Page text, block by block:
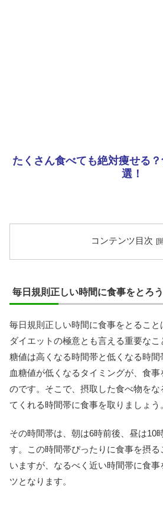
たくさん食べても絶対痩せる
選！
コンテンツ目次
毎日規則正しい時間に食事をとろう
毎日規則正しい時間に食事をとるこ
ダイエットの極意とも言える重要なこ
糖値は高くなる時間帯と低くなる時
血糖値が低くなるタイミングが、食
のです。そこで、摂取した食べ物をな
てくれる時間帯に食事を取りましょう
その時間帯は、朝は6時前後、昼は10
す。この時間帯ぴったりに食事を摂
いますが、なるべく近い時間帯に食事
ツとなります。